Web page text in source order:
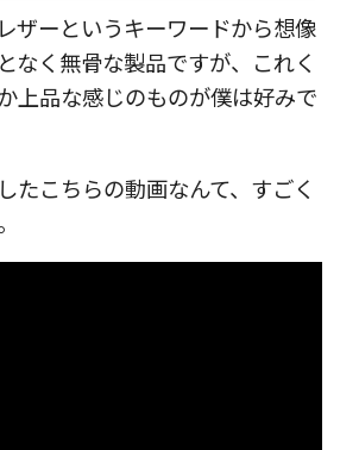
ザーというキーワードから想像
なく無骨な製品ですが、これく
上品な感じのものが僕は好みで
たこちらの動画なんて、すごく